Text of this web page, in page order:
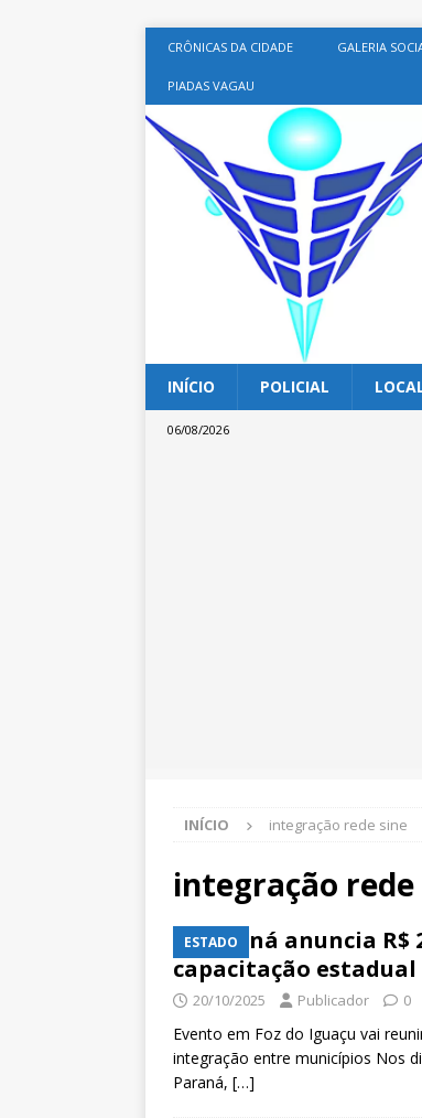
CRÔNICAS DA CIDADE GALERIA
PIADAS VAGAU
INÍCIO POLICIAL
06/08/2026
INÍCIO integração rede sine
integração rede
ESTADO
Paraná anuncia
capacitação estadual
20/10/2025 Publicador 0
Evento em Foz do Iguaçu vai
integração entre municípios Nos
Paraná, […]